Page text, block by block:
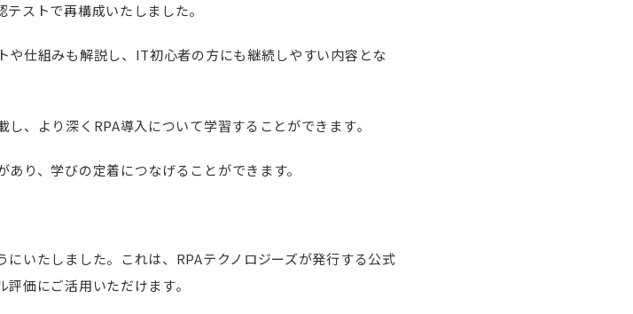
ストで再構成いたしました。
仕組みも解説し、IT初心者の方にも継続しやすい内容とな
、より深くRPA導入について学習することができます。
り、学びの定着につなげることができます。
いたしました。これは、RPAテクノロジーズが発行する公式
価にご活用いただけます。